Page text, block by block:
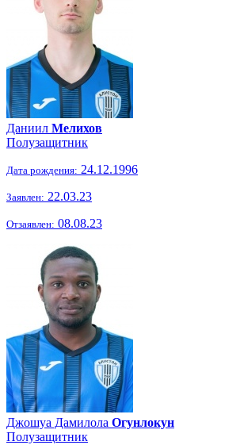
Даниил Мелихов
Полузащитник
Дата рождения: 24.12.1996
Заявлен: 22.03.23
Отзаявлен: 08.08.23
Джошуа Дамилола Огунлокун
Полузащитник